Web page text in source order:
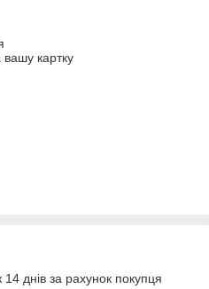
вашу картку
днів за рахунок покупця